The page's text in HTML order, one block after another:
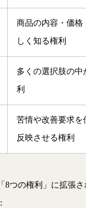
商品の内容・価格
しく知る権利
多くの選択肢の
利
苦情や改善要求を
反映させる権利
8つの権利」に拡張